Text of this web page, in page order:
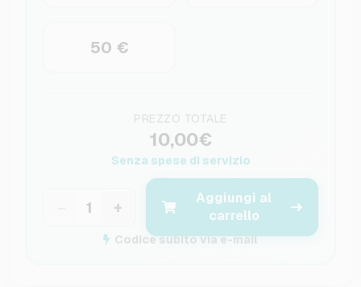
50 €
PREZZO TOTALE
10,00€
Senza spese di servizio
+
Aggiungi al
carrello
Codice subito via e-mail